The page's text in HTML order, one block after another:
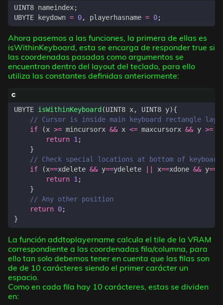
UINT8 nameindex;
UBYTE
keydown = 0, playerhasname = 0;
Ahora pasemos a las funciones, la primera de ellas es
isWithinKeyboard, esta se encarga de responder true si
las coordenadas pasadas como argumentos se
encuentran dentro del layout del teclado, para ello
utiliza las constantes definidas anteriormente:
UBYTE isWithinKeyboard (UINT8 x, UINT8 y){
if (x >= mincursorx && x <= maxcursorx && y >=
return 1 ;
}
if (x==xdelete && y==ydelete x==xdone && y==
return 1 ;
}
return 0;
}
La función addtoplayername calcula el tile de la VRAM
correspondiente a las coordenadas fila/columna, para
ello tan solo debemos tener en cuenta que las filas son
de de 10 carácteres siendo el primer carácter un
espacio.
Como en cada fila hay 10 carácteres, estas se dividen
en: